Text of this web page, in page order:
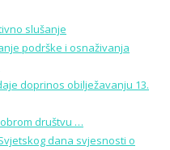
slušanje
podrške i osnaživanja
doprinos obilježavanju 13.
društvu …
dana svjesnosti o